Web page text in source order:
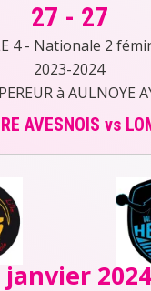
27 - 27
4 - Nationale 2
2023-2024
à AULNOYE
AVESNOIS vs
janvier 2024